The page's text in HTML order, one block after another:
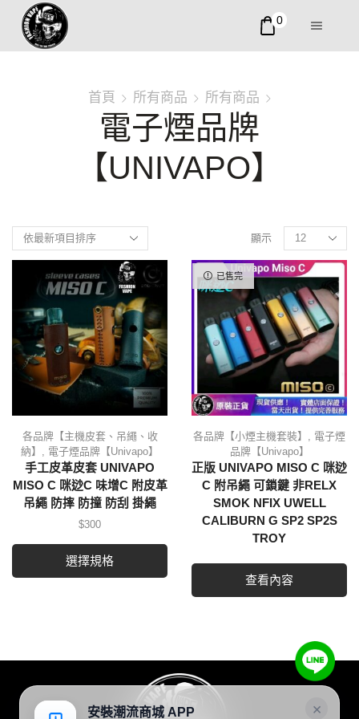
0
首頁 所有商品 所有商品
電子煙品牌
【UNIVAPO】
顯示
各品牌【主機皮套、吊繩、收
納】 , 電子煙品牌【Univapo】
手工皮革皮套 UNIVAPO
MISO C 咪逤C 味增C 附皮革
吊繩 防摔 防撞 防刮 掛繩
$300
選擇規格
已售完
各品牌【小煙主機套裝】 , 電子煙
品牌【Univapo】
正版 UNIVAPO MISO C 咪逤
C 附吊繩 可鎖鍵 非RELX
SMOK NFIX UWELL
CALIBURN G SP2 SP2S
TROY
查看內容
×
安裝潮流商城 APP